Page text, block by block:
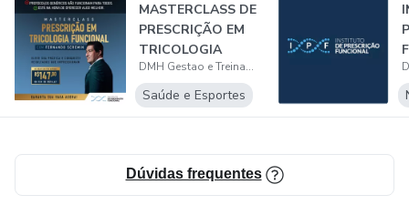
MASTERCLASS DE
PRESCRIÇÃO EM
TRICOLOGIA
FUNCIONAL
DMH Gestao e Treinamentos
Saúde e Esportes
Dúvidas frequentes